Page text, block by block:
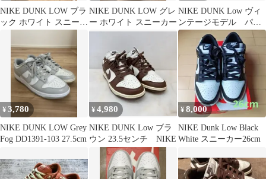
NIKE DUNK LOW ブラ
ック ホワイト スニーカ
NIKE DUNK LOW グレ
ー ホワイト スニーカー
NIKE DUNK Low ヴィ
ンテージモデル パン
ダ 白黒
¥3,780
NIKE DUNK LOW Grey
Fog DD1391-103 27.5cm
¥4,980
NIKE DUNK Low ブラ
ウン 23.5センチ NIKE
¥8,000
NIKE Dunk Low Black
White スニーカー26cm